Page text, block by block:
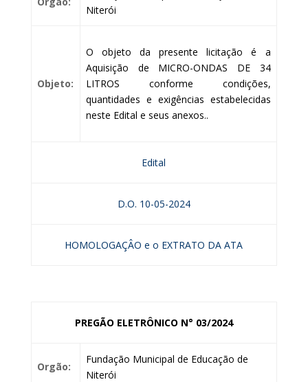
Niterói
Objeto:
O objeto da presente licitação é a
Aquisição de MICRO-ONDAS DE 34
LITROS conforme condições,
quantidades e exigências estabelecidas
neste Edital e seus anexos..
Edital
D.O. 10-05-2024
HOMOLOGAÇÂO e o EXTRATO DA ATA
PREGÃO ELETRÔNICO N° 03/2024
Orgão:
Fundação Municipal de Educação de
Niterói